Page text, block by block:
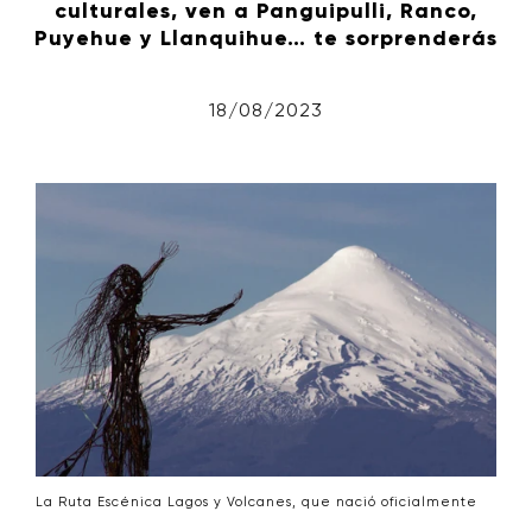
culturales, ven a Panguipulli, Ranco,
Puyehue y Llanquihue… te sorprenderás
18/08/2023
La Ruta Escénica Lagos y Volcanes, que nació oficialmente